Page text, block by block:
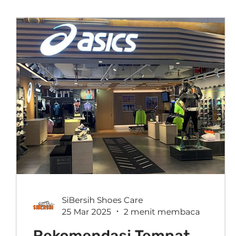
SiBersih Shoes Care
25 Mar 2025
2 menit membaca